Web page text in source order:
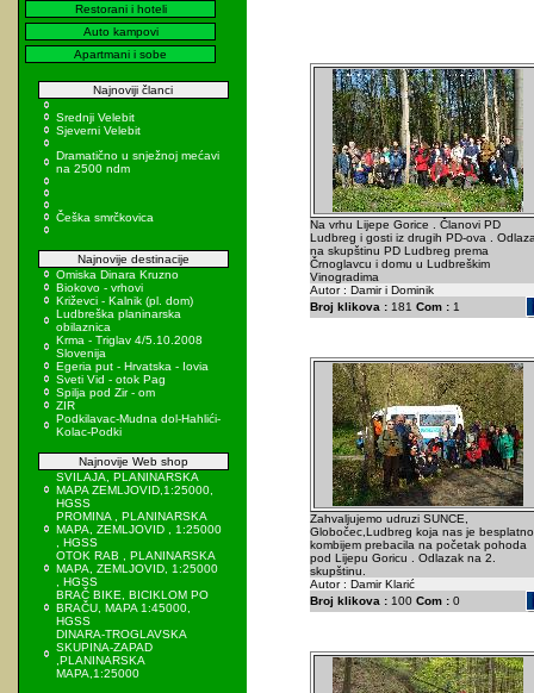
Restorani i hoteli
Auto kampovi
Apartmani i sobe
Najnoviji članci
Srednji Velebit
Sjeverni Velebit
Dramatično u snježnoj mećavi
na 2500 ndm
Češka smrčkovica
Najnovije destinacije
Omiska Dinara Kruzno
Biokovo - vrhovi
Križevci - Kalnik (pl. dom)
Ludbreška planinarska
obilaznica
Krma - Triglav 4/5.10.2008
Slovenija
Egeria put - Hrvatska - Iovia
Sveti Vid - otok Pag
Spilja pod Zir - om
ZIR
Podkilavac-Mudna dol-Hahlići-
Kolac-Podki
Najnovije Web shop
SVILAJA, PLANINARSKA
MAPA ZEMLJOVID,1:25000,
HGSS
PROMINA , PLANINARSKA
MAPA, ZEMLJOVID , 1:25000
, HGSS
OTOK RAB , PLANINARSKA
MAPA, ZEMLJOVID, 1:25000
, HGSS
BRAČ BIKE, BICIKLOM PO
BRAČU, MAPA 1:45000,
HGSS
DINARA-TROGLAVSKA
SKUPINA-ZAPAD
,PLANINARSKA
MAPA,1:25000
Na vrhu Lijepe Gorice . Članovi PD
Ludbreg i gosti iz drugih PD-ova .
na skupštinu PD Ludbreg prema
Črnoglavcu i domu u Ludbreškim
Vinogradima
Autor : Damir i Dominik
Broj klikova :181 Com :1
Zahvaljujemo udruzi SUNCE,
Globočec,Ludbreg koja nas je besplatno
kombijem prebacila na početak pohoda
pod Lijepu Goricu . Odlazak na 2.
skupštinu.
Autor : Damir Klarić
Broj klikova :100 Com :0